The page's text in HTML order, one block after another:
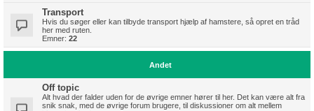
Transport
Hvis du søger eller kan tilbyde transport hjælp af hamstere, så opret en tråd
her med ruten.
Emner: 22
Andet
Off topic
Alt hvad der falder uden for de øvrige emner hører til her. Det kan være alt fra
snik snak, med de øvrige forum brugere, til diskussioner om alt mellem